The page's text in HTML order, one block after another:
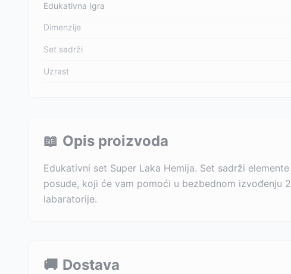
Edukativna Igra
Dimenzije
Set sadrži
Uzrast
📖 Opis proizvoda
Edukativni set Super Laka Hemija. Set sadrži
posude, koji će vam pomoći u bezbednom izvođenju
labaratorije.
🚚 Dostava